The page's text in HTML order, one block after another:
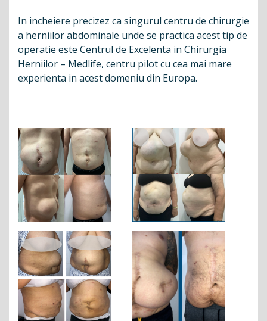
In incheiere precizez ca singurul centru de chirurgie
a herniilor abdominale unde se practica acest tip de
operatie este Centrul de Excelenta in Chirurgia
Herniilor – Medlife, centru pilot cu cea mai mare
experienta in acest domeniu din Europa.